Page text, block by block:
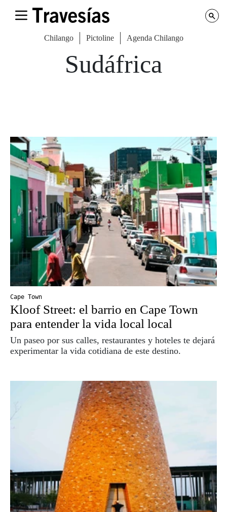
Chilango Pictoline Agenda Chilango
Sudáfrica
Cape Town
Kloof Street: el barrio en Cape Town
para entender la vida local local
Un paseo por sus calles, restaurantes y hoteles te dejará
experimentar la vida cotidiana de este destino.